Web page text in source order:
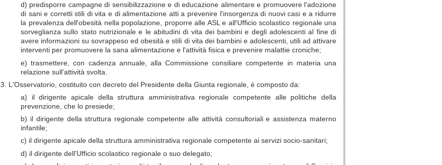
d) predisporre campagne di sensibilizzazione e di educazione alimentare e promuovere l'adozione
di sani e corretti stili di vita e di alimentazione atti a prevenire l'insorgenza di nuovi casi e a ridurre
la prevalenza dell'obesità nella popolazione, proporre alle ASL e all'Ufficio scolastico regionale una
sorveglianza sullo stato nutrizionale e le abitudini di vita dei bambini e degli adolescenti al fine di
avere informazioni su sovrappeso ed obesità e stili di vita dei bambini e adolescenti, utili ad attivare
interventi per promuovere la sana alimentazione e l'attività fisica e prevenire malattie croniche;
e) trasmettere, con cadenza annuale, alla Commissione consiliare competente in materia una
relazione sull'attività svolta.
3. L'Osservatorio, costituito con decreto del Presidente della Giunta regionale, è composto da:
a) il dirigente apicale della struttura amministrativa regionale competente alle politiche della
prevenzione, che lo presiede;
b) il dirigente della struttura regionale competente alle attività consultoriali e assistenza materno
infantile;
c) il dirigente apicale della struttura amministrativa regionale competente ai servizi socio-sanitari;
d) il dirigente dell'Ufficio scolastico regionale o suo delegato;